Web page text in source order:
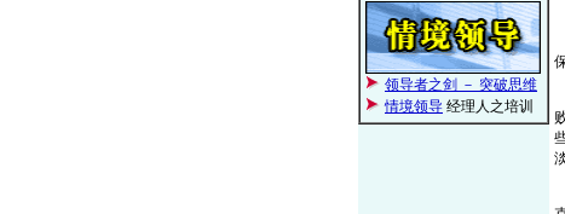
领导者之剑 － 突破思维
情境领导 经理人之培训